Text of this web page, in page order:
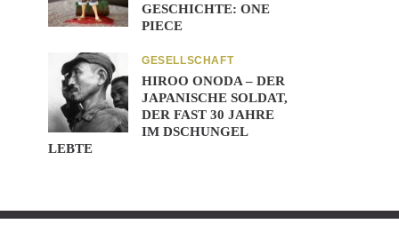
GESCHICHTE: ONE
PIECE
GESELLSCHAFT
HIROO ONODA – DER
JAPANISCHE SOLDAT,
DER FAST 30 JAHRE
IM DSCHUNGEL
LEBTE